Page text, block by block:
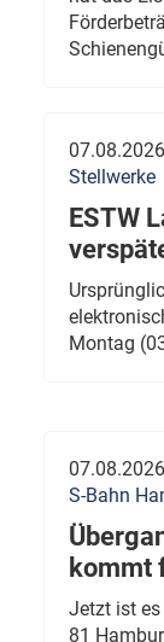
07.08.2026
Stellwerke
ESTW
Montag
07.08.2026
S-Bahn
kommt
Jetzt ist
81